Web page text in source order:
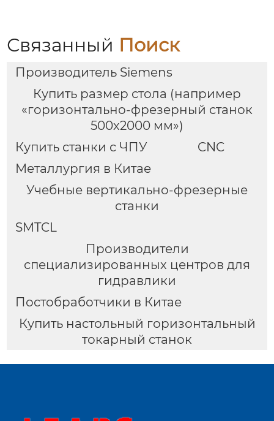
Связанный Поиск
Производитель Siemens
Купить размер стола (например
«горизонтально-фрезерный станок
500х2000 мм»)
Купить станки с ЧПУ
CNC
Металлургия в Китае
Учебные вертикально-фрезерные
станки
SMTCL
Производители
специализированных центров для
гидравлики
Постобработчики в Китае
Купить настольный горизонтальный
токарный станок